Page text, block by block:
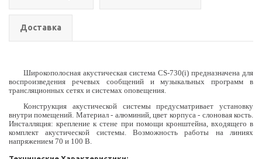
Доставка
Широкополосная акустическая система CS-730(i) предназначена для
воспроизведения речевых сообщений и музыкальных программ в
трансляционных сетях и системах оповещения.
Конструкция акустической системы предусматривает установку
внутри помещений. Материал - алюминий, цвет корпуса - слоновая кость.
Инсталляция: крепление к стене при помощи кронштейна, входящего в
комплект акустической системы. Возможность работы на линиях
напряжением 70 и 100 В.